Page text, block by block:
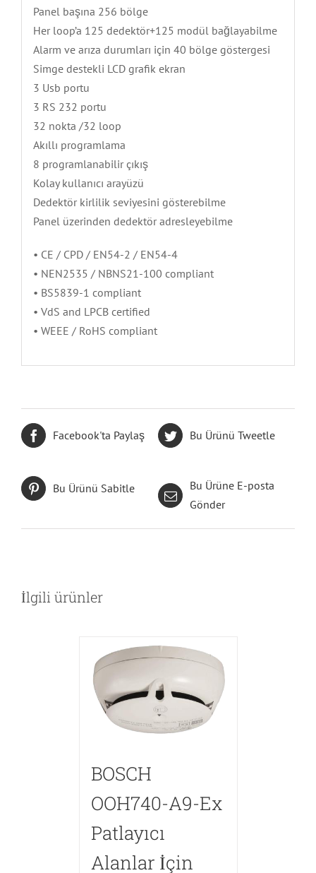
Panel başına 256 bölge
Her loop’a 125 dedektör+125 modül bağlayabilme
Alarm ve arıza durumları için 40 bölge göstergesi
Simge destekli LCD grafik ekran
3 Usb portu
3 RS 232 portu
32 nokta /32 loop
Akıllı programlama
8 programlanabilir çıkış
Kolay kullanıcı arayüzü
Dedektör kirlilik seviyesini gösterebilme
Panel üzerinden dedektör adresleyebilme
• CE / CPD / EN54-2 / EN54-4
• NEN2535 / NBNS21-100 compliant
• BS5839-1 compliant
• VdS and LPCB certified
• WEEE / RoHS compliant
Facebook'ta Paylaş Bu Ürünü Tweetle
Bu Ürünü Sabitle
Bu Ürüne E-posta
Gönder
İlgili ürünler
BOSCH
OOH740-A9-Ex
Patlayıcı
Alanlar İçin